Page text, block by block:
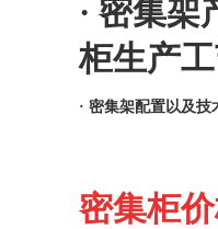
·密集架
柜生产
· 密集架配置以及技
密集柜